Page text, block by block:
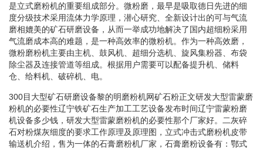
是立式磨粉机的重要组成部分。微粉磨，最早是吸取德日先进的细
度分级技术采用流体力学原理，潜心研究、全新设计出的可与气流
磨相媲美的矿石研磨设备，从而一举成功地解决了国内超细粉采用
气流磨成本高的难题，是一种高效率的微粉机。作为一种高效磨，
微粉磨粉机主要由主机、鼓风机、超细分选机、旋风集粉器、布袋
除尘器及连接管道等组成。根据用户需要可以配备提升机、储料
仓、给料机、破碎机、电。
300目大型矿石研磨设备黎的明磨粉机网矿石粉正文研发大型雷蒙磨
粉机的必要性辽宁铁矿石生产加工工艺设备发布时间辽宁雷蒙粉磨
机设备多少钱，研发大型雷蒙磨粉机的必要性那个厂家好。二灰碎
石对粉煤灰细度的要求工作原理及原理图，立式冲击式磨粉机皮带
输送机介绍，售为一体的石膏磨粉机厂家，石膏磨粉设备有：鄂式